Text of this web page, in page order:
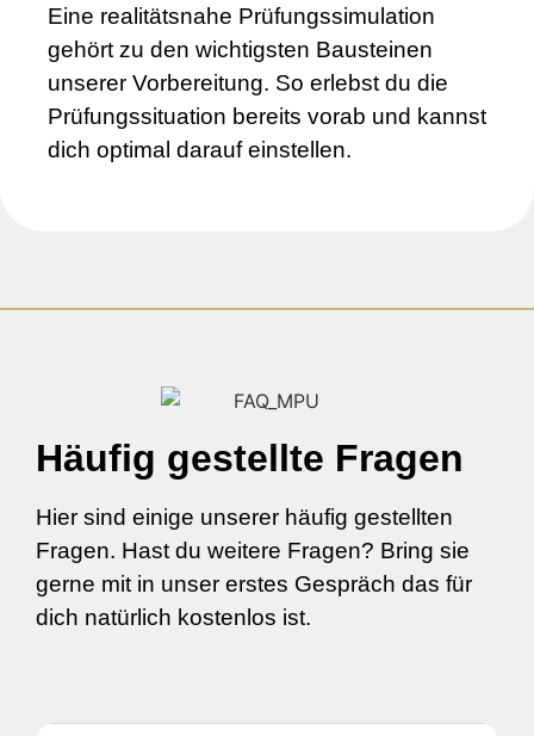
Eine realitätsnahe Prüfungssimulation
gehört zu den wichtigsten Bausteinen
unserer Vorbereitung. So erlebst du die
Prüfungssituation bereits vorab und kannst
dich optimal darauf einstellen.
Häufig gestellte Fragen
Hier sind einige unserer häufig gestellten
Fragen. Hast du weitere Fragen? Bring sie
gerne mit in unser erstes Gespräch das für
dich natürlich kostenlos ist.